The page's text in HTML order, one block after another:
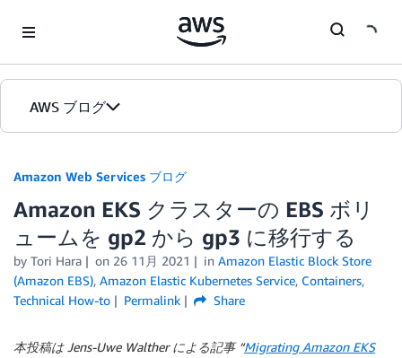
AWS ブログ
カテゴリ
エディション
Amazon Web Services ブログ
Amazon EKS クラスターの EBS ボリ
ュームを gp2 から gp3 に移行する
by Tori Hara on 26 11月 2021 in Amazon Elastic Block Store
(Amazon EBS), Amazon Elastic Kubernetes Service, Containers,
Technical How-to
Permalink Share
本投稿は Jens-Uwe Walther による記事 “Migrating Amazon EKS